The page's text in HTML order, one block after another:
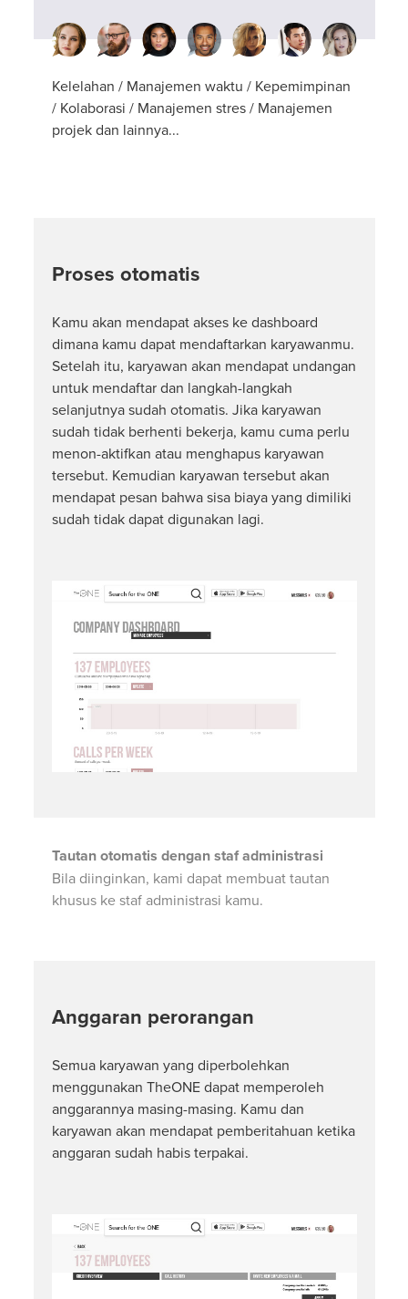
Kelelahan / Manajemen waktu / Kepemimpinan
/ Kolaborasi / Manajemen stres / Manajemen
projek dan lainnya...
Proses otomatis
Kamu akan mendapat akses ke dashboard
dimana kamu dapat mendaftarkan karyawanmu.
Setelah itu, karyawan akan mendapat undangan
untuk mendaftar dan langkah-langkah
selanjutnya sudah otomatis. Jika karyawan
sudah tidak berhenti bekerja, kamu cuma perlu
menon-aktifkan atau menghapus karyawan
tersebut. Kemudian karyawan tersebut akan
mendapat pesan bahwa sisa biaya yang dimiliki
sudah tidak dapat digunakan lagi.
Tautan otomatis dengan staf administrasi
Bila diinginkan, kami dapat membuat tautan
khusus ke staf administrasi kamu.
Anggaran perorangan
Semua karyawan yang diperbolehkan
menggunakan TheONE dapat memperoleh
anggarannya masing-masing. Kamu dan
karyawan akan mendapat pemberitahuan ketika
anggaran sudah habis terpakai.